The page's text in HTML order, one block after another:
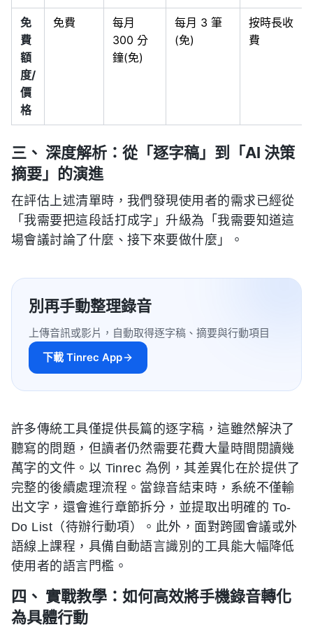
免
費
額
度/
價
格
免費
每月
300 分
鐘(免)
每月 3 筆
(免)
按時長收
費
三、 深度解析：從「逐字稿」到「AI 決策
摘要」的演進
在評估上述清單時，我們發現使用者的需求已經從
「我需要把這段話打成字」升級為「我需要知道這
場會議討論了什麼、接下來要做什麼」。
別再手動整理錄音
上傳音訊或影片，自動取得逐字稿、摘要與行動項目
下載 Tinrec App
許多傳統工具僅提供長篇的逐字稿，這雖然解決了
聽寫的問題，但讀者仍然需要花費大量時間閱讀幾
萬字的文件。以 Tinrec 為例，其差異化在於提供了
完整的後續處理流程。當錄音結束時，系統不僅輸
出文字，還會進行章節拆分，並提取出明確的 To-
Do List（待辦行動項）。此外，面對跨國會議或外
語線上課程，具備自動語言識別的工具能大幅降低
使用者的語言門檻。
四、 實戰教學：如何高效將手機錄音轉化
為具體行動